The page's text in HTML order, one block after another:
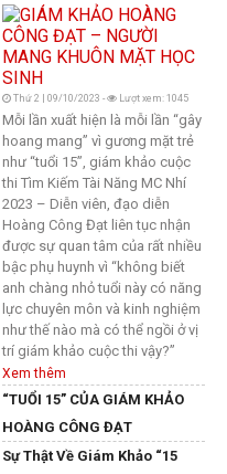
Thứ 2 | 09/10/2023 - Lượt xem: 1045
Mỗi lần xuất hiện là mỗi lần “gây
hoang mang” vì gương mặt trẻ
như “tuổi 15”, giám khảo cuộc
thi Tìm Kiếm Tài Năng MC Nhí
2023 – Diễn viên, đạo diễn
Hoàng Công Đạt liên tục nhận
được sự quan tâm của rất nhiều
bậc phụ huynh vì “không biết
anh chàng nhỏ tuổi này có năng
lực chuyên môn và kinh nghiệm
như thế nào mà có thể ngồi ở vị
trí giám khảo cuộc thi vậy?”
Xem thêm
“TUỔI 15” CỦA GIÁM KHẢO
HOÀNG CÔNG ĐẠT
Sự Thật Về Giám Khảo “15